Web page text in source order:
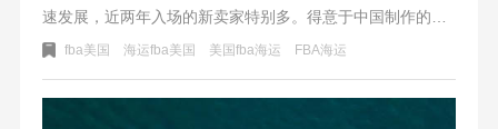
速发展，近两年入场的新卖家特别多。得意于中国制作的优
势，品牌出海跨境出货一度风生水起。同事也新生的跨境货
境物流行业内监管缺乏、没有一定的标准。出现很多混乱收
fba美国 海运fba美国 美国fba海运 ​FBA海运